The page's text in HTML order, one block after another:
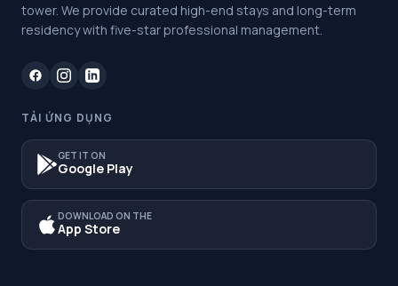
tower. We provide curated high-end stays and long-term
residency with five-star professional management.
TẢI ỨNG DỤNG
GET IT ON
Google Play
DOWNLOAD ON THE
App Store